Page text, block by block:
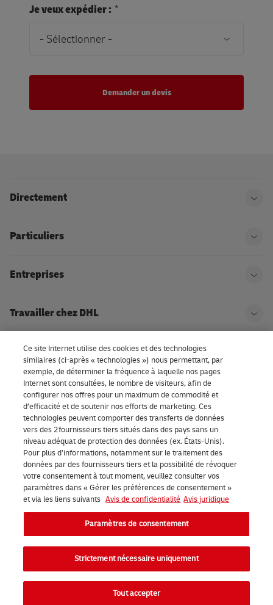
Je veux expédier :
Directement
Particuliers
Entreprises
Travailler chez DHL
À propos de DHL
Paramètres de consentement
LinkedIn
2026 DHL eCommerce Benelux (anciennement DHL Parcel Benelux).
Tous droits réservés.
Ce site Internet utilise des cookies et des technologies
similaires (ci-après « technologies ») nous permettant, par
exemple, de déterminer la fréquence à laquelle nos pages
Internet sont consultées, le nombre de visiteurs, afin de
configurer nos offres pour un maximum de commodité et
d’efficacité et de soutenir nos efforts de marketing. Ces
technologies peuvent comporter des transferts de données
vers des 2fournisseurs tiers situés dans des pays sans un
niveau adéquat de protection des données (ex. États-Unis).
Pour plus d’informations, notamment sur le traitement des
données par des fournisseurs tiers et la possibilité de révoquer
votre consentement à tout moment, veuillez consulter vos
paramètres dans « Gérer les préférences de consentement »
et via les liens suivants Avis de confidentialité Avis juridique
Paramètres de consentement
Strictement nécessaire uniquement
Tout accepter